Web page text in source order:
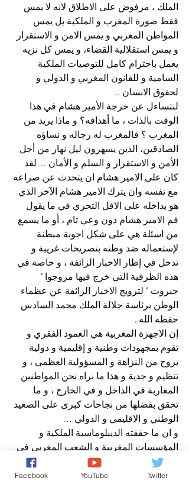
الملك ، مرفوض على الاطلاق لانه لا يمس
فقط صورة المغرب و الملكية بل يمس
المواطن المغربي و يمس الامن و الاستقرار
و يمس استقلالية القضاء، و يمس كل نزيه
يعمل باحترام كامل للتوصيات الملكية
السامية و للقانون المغربي و الدولي و
لحقوق الانسان ..
لنتساءل عن خرجة الأمير هشام في هذا
الوقت بالذات ، ما أهدافه؟ و ماذا يريد من
المغرب ؟ فالمغرب له رجاله و نساؤه
الصادقين، الذين يسهرون ليل نهار من أجل
الأمن و الاستقرار و السلم و الأمان …لقد
كان على الامير هشام ان يتحدث عن صراعه
مع نفسه وان يترك الامير هشام الآخر الذي
هو بداخله على الاقل التحري في ما يقول
فم الامير هشام دون وعي تام ، أو ما يسمع
من اسئلة هي على شكل اجوبة مبطنة
لإستعماله ضد وطنه بتصريحات غريبة و
تدخل في إطار الاخبار الزائفة ، و خاصة في
هذه الظرفية التي خرج فيها مروجوا "
جبروت " لترويج الاخبار الزائفة عن عظماء
الوطن برئاسة جلالة الملك محمد السادس
حفظه الله..
إن الاجهزة المغربية هي العمود الفقري و
تقوم بمجهودات وطنية و إقليمية و دولية
بروح من النزاهة و المسؤولية العظمى ، و
تنظيم و جدية و هذا ما نراه نحن المواطنين
المغاربة في الداخل و في الخارج ، و ما
تحقق بفضلها من نجاحات كبرى على الصعيد
الوطني و الاقليمي و الدولي …
و ان ما حققته الديبلوماسية الملكية و
المؤسسات المغربية و الشعب المغربي في
الداخل و في الخارج من انتصارات كبرى و
خاصة في قضيتنا الاولى قضية الصحراء
Facebook YouTube Twitter